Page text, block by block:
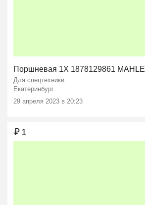
Поршневая 1X 1878129861 MAHLE
Для спецтехники
Екатеринбург
29 апреля 2023 в 20:23
₽1